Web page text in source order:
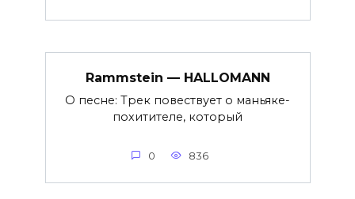
Rammstein — HALLOMANN
О песне: Трек повествует о маньяке-
похитителе, который
0 836